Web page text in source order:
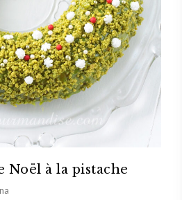
Noël à la pistache